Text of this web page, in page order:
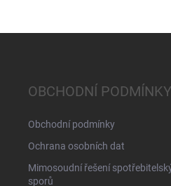
OBCHODNÍ PODMÍNKY
Obchodní podmínky
Ochrana osobních dat
Mimosoudní řešení
sporů